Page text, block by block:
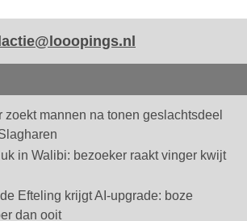
zoekt mannen na tonen geslachtsdeel
in Walibi: bezoeker raakt vinger kwijt
Efteling krijgt AI-upgrade: boze
dan ooit